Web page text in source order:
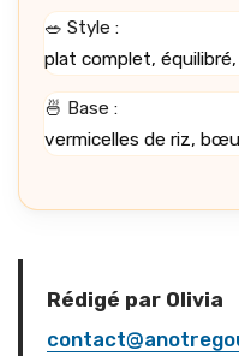
🥗 Style :
plat complet,
🍜 Base :
vermicelles de riz,
Rédigé par Olivia